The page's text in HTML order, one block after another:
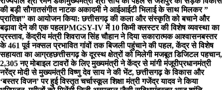
की बड़ी सौगातसंगीत नाटक अकादमी ने आईआईटी भिलाई के साथ मिलकर ”
प्रातिज्ञ” का आयोजन किया: छत्तीसगढ़ की कला और संस्कृति को बचाने और
बढ़ावा देने की एक पहलPMGSY-IV में 10 किमी क्लस्टर की विशेष व्यवस्था का
प्रस्ताव, केंद्रीय मंत्री शिवराज सिंह चौहान ने दिया सकारात्मक आश्वासनबस्तर
के 461 पूर्व नक्सल प्रभावित गांवों तक बिजली पहुंचाने की पहल, केंद्र से विशेष
सहायता का आग्रहछत्तीसगढ़ के दूरस्थ क्षेत्रों को मिलेगी मजबूत डिजिटल पहचान,
2,305 नए मोबाइल टावरों के लिए मुख्यमंत्री ने केंद्र से मांगी मंजूरीप्रधानमंत्री
नरेंद्र मोदी से मुख्यमंत्री विष्णु देव साय ने की भेंट, छत्तीसगढ़ के विकास और
‘बस्तर विजन’ पर हुई विस्तृत चर्चास्कूल शिक्षा मंत्री गजेंद्र यादव ने किया